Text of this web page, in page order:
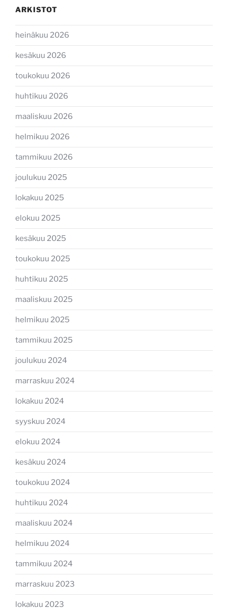
ARKISTOT
heinäkuu 2026
kesäkuu 2026
toukokuu 2026
huhtikuu 2026
maaliskuu 2026
helmikuu 2026
tammikuu 2026
joulukuu 2025
lokakuu 2025
elokuu 2025
kesäkuu 2025
toukokuu 2025
huhtikuu 2025
maaliskuu 2025
helmikuu 2025
tammikuu 2025
joulukuu 2024
marraskuu 2024
lokakuu 2024
syyskuu 2024
elokuu 2024
kesäkuu 2024
toukokuu 2024
huhtikuu 2024
maaliskuu 2024
helmikuu 2024
tammikuu 2024
marraskuu 2023
lokakuu 2023